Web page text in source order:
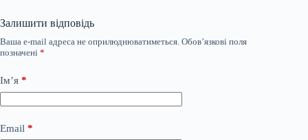
Залишити відповідь
Ваша e-mail адреса не оприлюднюватиметься. Обов’язкові поля
позначені *
Ім’я *
Email *